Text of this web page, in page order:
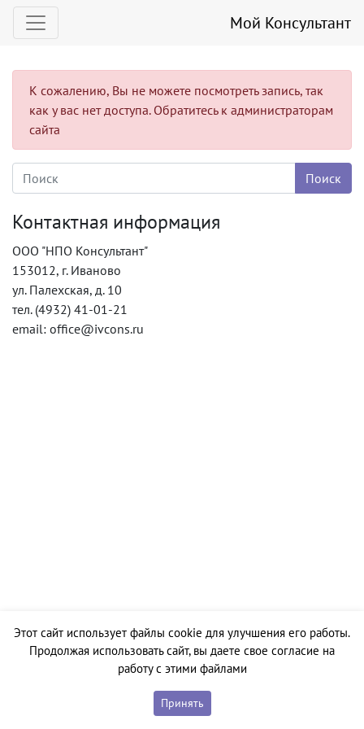
Мой Консультант
К сожалению, Вы не можете посмотреть запись, так
как у вас нет доступа. Обратитесь к администраторам
сайта
Контактная информация
ООО "НПО Консультант"
153012, г. Иваново
ул. Палехская, д. 10
тел. (4932) 41-01-21
email: office@ivcons.ru
Этот сайт использует файлы cookie для улучшения его работы.
Продолжая использовать сайт, вы даете свое согласие на
работу с этими файлами
Принять